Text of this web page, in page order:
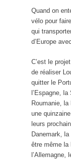
Quand on
vélo pour
qui
d’Europe
C’est le
de réaliser
quitter le
l’Espagne,
Roumanie,
une
leurs
Danemark,
être même la
l’Allemagne,